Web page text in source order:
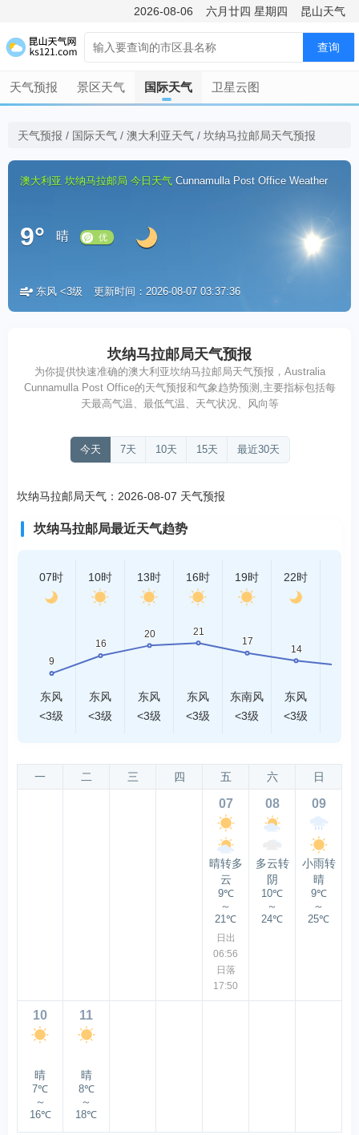
2026-08-06 六月廿四 星期四 昆山天气
查询
天气预报 景区天气 国际天气 卫星云图
天气预报 / 国际天气 / 澳大利亚天气 / 坎纳马拉邮局天气预报
澳大利亚 坎纳马拉邮局 今日天气 Cunnamulla Post Office Weather
9° 晴
优
东风 <3级 更新时间：2026-08-07 03:37:36
坎纳马拉邮局天气预报
为你提供快速准确的澳大利亚坎纳马拉邮局天气预报，Australia
Cunnamulla Post Office的天气预报和气象趋势预测,主要指标包括每
天最高气温、最低气温、天气状况、风向等
今天 7天 10天 15天 最近30天
坎纳马拉邮局天气：2026-08-07 天气预报
坎纳马拉邮局最近天气趋势
07时
东风
<3级
10时
东风
<3级
13时
东风
<3级
16时
东风
<3级
19时
东南风
<3级
22时
东风
<3级
一 二 三 四 五 六 日
07
晴转多
云
9℃
～
21℃
日出
06:56
日落
17:50
08
多云转
阴
10℃
～
24℃
09
小雨转
晴
9℃
～
25℃
10
晴
7℃
～
16℃
11
晴
8℃
～
18℃